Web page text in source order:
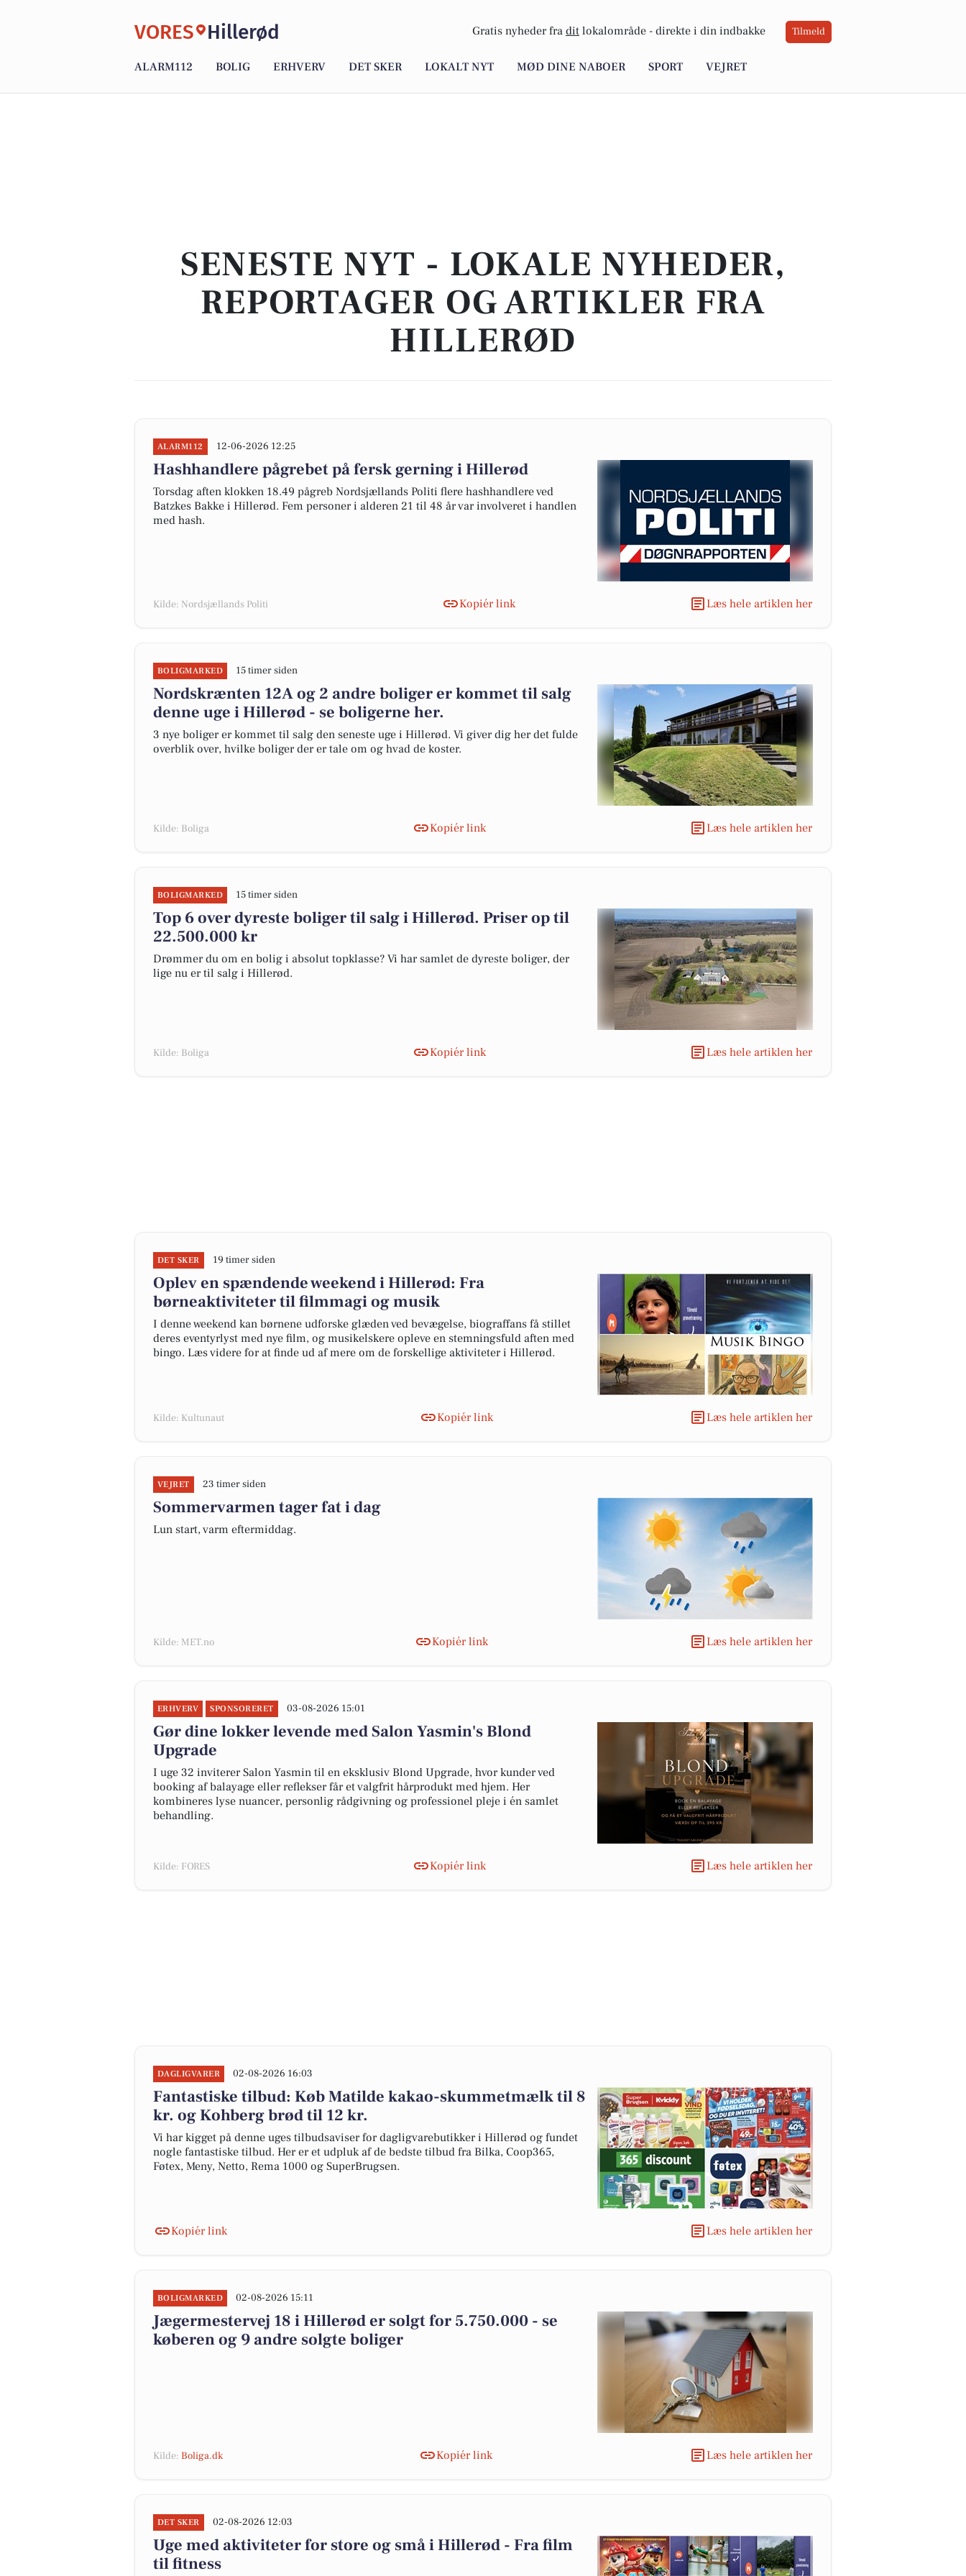
VORES Hillerød Gratis nyheder fra dit lokalområde - direkte i din indbakke Tilmeld
ALARM112 BOLIG ERHVERV DET SKER LOKALT NYT MØD DINE NABOER SPORT VEJRET
SENESTE NYT - LOKALE NYHEDER,
REPORTAGER OG ARTIKLER FRA
HILLERØD
ALARM112 12-06-2026 12:25
Hashhandlere pågrebet på fersk gerning i Hillerød
Torsdag aften klokken 18.49 pågreb Nordsjællands Politi flere hashhandlere ved
Batzkes Bakke i Hillerød. Fem personer i alderen 21 til 48 år var involveret i handlen
med hash.
Kilde: Nordsjællands Politi Kopiér link Læs hele artiklen her
BOLIGMARKED 15 timer siden
Nordskrænten 12A og 2 andre boliger er kommet til salg
denne uge i Hillerød - se boligerne her.
3 nye boliger er kommet til salg den seneste uge i Hillerød. Vi giver dig her det fulde
overblik over, hvilke boliger der er tale om og hvad de koster.
Kilde: Boliga Kopiér link Læs hele artiklen her
BOLIGMARKED 15 timer siden
Top 6 over dyreste boliger til salg i Hillerød. Priser op til
22.500.000 kr
Drømmer du om en bolig i absolut topklasse? Vi har samlet de dyreste boliger, der
lige nu er til salg i Hillerød.
Kilde: Boliga Kopiér link Læs hele artiklen her
DET SKER 19 timer siden
Oplev en spændende weekend i Hillerød: Fra
børneaktiviteter til filmmagi og musik
I denne weekend kan børnene udforske glæden ved bevægelse, biograffans få stillet
deres eventyrlyst med nye film, og musikelskere opleve en stemningsfuld aften med
bingo. Læs videre for at finde ud af mere om de forskellige aktiviteter i Hillerød.
Kilde: Kultunaut Kopiér link Læs hele artiklen her
VEJRET 23 timer siden
Sommervarmen tager fat i dag
Lun start, varm eftermiddag.
Kilde: MET.no Kopiér link Læs hele artiklen her
ERHVERV SPONSORERET 03-08-2026 15:01
Gør dine lokker levende med Salon Yasmin's Blond
Upgrade
I uge 32 inviterer Salon Yasmin til en eksklusiv Blond Upgrade, hvor kunder ved
booking af balayage eller reflekser får et valgfrit hårprodukt med hjem. Her
kombineres lyse nuancer, personlig rådgivning og professionel pleje i én samlet
behandling.
Kilde: FORES Kopiér link Læs hele artiklen her
DAGLIGVARER 02-08-2026 16:03
Fantastiske tilbud: Køb Matilde kakao-skummetmælk til 8
kr. og Kohberg brød til 12 kr.
Vi har kigget på denne uges tilbudsaviser for dagligvarebutikker i Hillerød og fundet
nogle fantastiske tilbud. Her er et udpluk af de bedste tilbud fra Bilka, Coop365,
Føtex, Meny, Netto, Rema 1000 og SuperBrugsen.
Kopiér link Læs hele artiklen her
BOLIGMARKED 02-08-2026 15:11
Jægermestervej 18 i Hillerød er solgt for 5.750.000 - se
køberen og 9 andre solgte boliger
Kilde: Boliga.dk Kopiér link Læs hele artiklen her
DET SKER 02-08-2026 12:03
Uge med aktiviteter for store og små i Hillerød - Fra film
til fitness